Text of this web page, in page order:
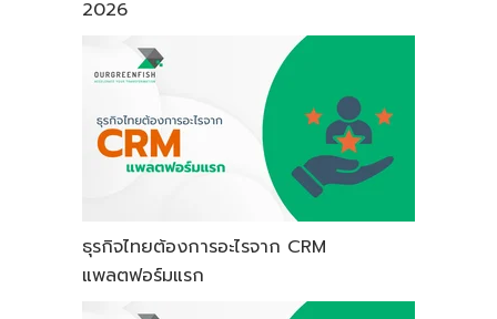
2026
ธุรกิจไทยต้องการอะไรจาก CRM
แพลตฟอร์มแรก